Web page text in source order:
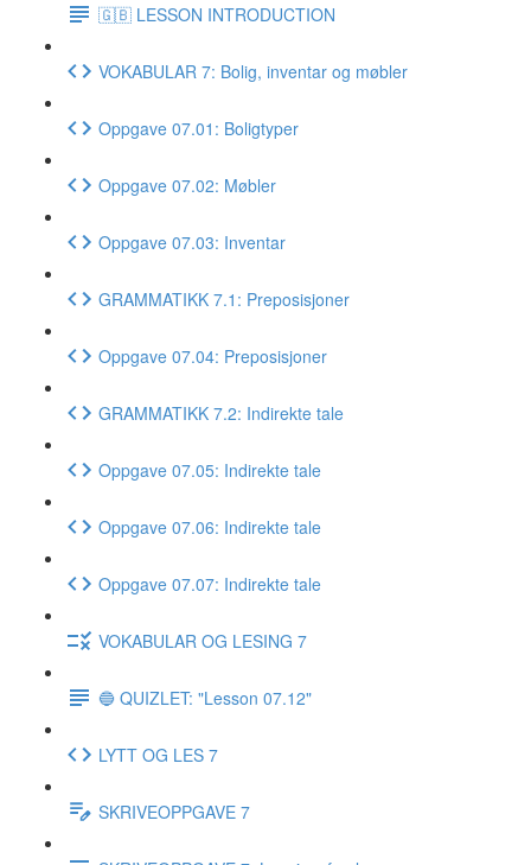
🇬🇧 LESSON INTRODUCTION
VOKABULAR 7: Bolig, inventar og møbler
Oppgave 07.01: Boligtyper
Oppgave 07.02: Møbler
Oppgave 07.03: Inventar
GRAMMATIKK 7.1: Preposisjoner
Oppgave 07.04: Preposisjoner
GRAMMATIKK 7.2: Indirekte tale
Oppgave 07.05: Indirekte tale
Oppgave 07.06: Indirekte tale
Oppgave 07.07: Indirekte tale
VOKABULAR OG LESING 7
🔵 QUIZLET: "Lesson 07.12"
LYTT OG LES 7
SKRIVEOPPGAVE 7